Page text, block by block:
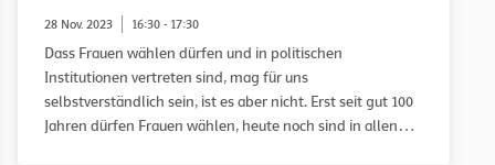
28 Nov. 2023 16:30 - 17:30
Dass Frauen wählen dürfen und in politischen
Institutionen vertreten sind, mag für uns
selbstverständlich sein, ist es aber nicht. Erst seit gut 100
Jahren dürfen Frauen wählen, heute noch sind in allen